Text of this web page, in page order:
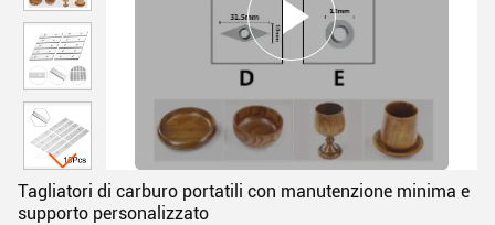
Tagliatori di carburo portatili con manutenzione minima e
supporto personalizzato